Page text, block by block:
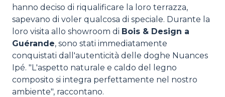
hanno deciso di riqualificare la loro terrazza,
sapevano di voler qualcosa di speciale. Durante la
loro visita allo showroom di Bois & Design a
Guérande, sono stati immediatamente
conquistati dall'autenticità delle doghe Nuances
Ipé. "L'aspetto naturale e caldo del legno
composito si integra perfettamente nel nostro
ambiente", raccontano.